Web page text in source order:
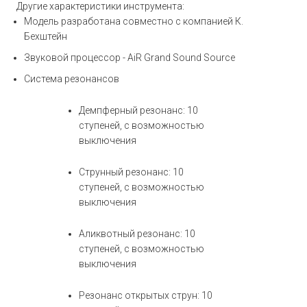
Другие характеристики инструмента:
Модель разработана совместно с компанией К.
Бехштейн
Звуковой процессор - AiR Grand Sound Source
Система резонансов
Демпферный резонанс: 10
ступеней, с возможностью
выключения
Струнный резонанс: 10
ступеней, с возможностью
выключения
Аликвотный резонанс: 10
ступеней, с возможностью
выключения
Резонанс открытых струн: 10